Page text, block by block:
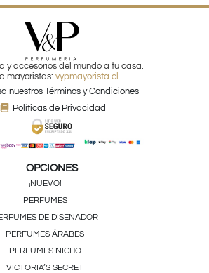
y accesorios del mundo a tu casa.
mayoristas: vypmayorista.cl
nuestros Términos y Condiciones
Políticas de Privacidad
OPCIONES
¡NUEVO!
PERFUMES
DE DISEÑADOR
PERFUMES ÁRABES
PERFUMES NICHO
VICTORIA’S SECRET